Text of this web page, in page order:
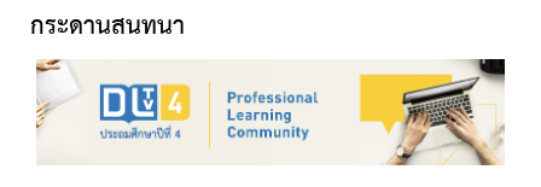
กระดานสนทนา